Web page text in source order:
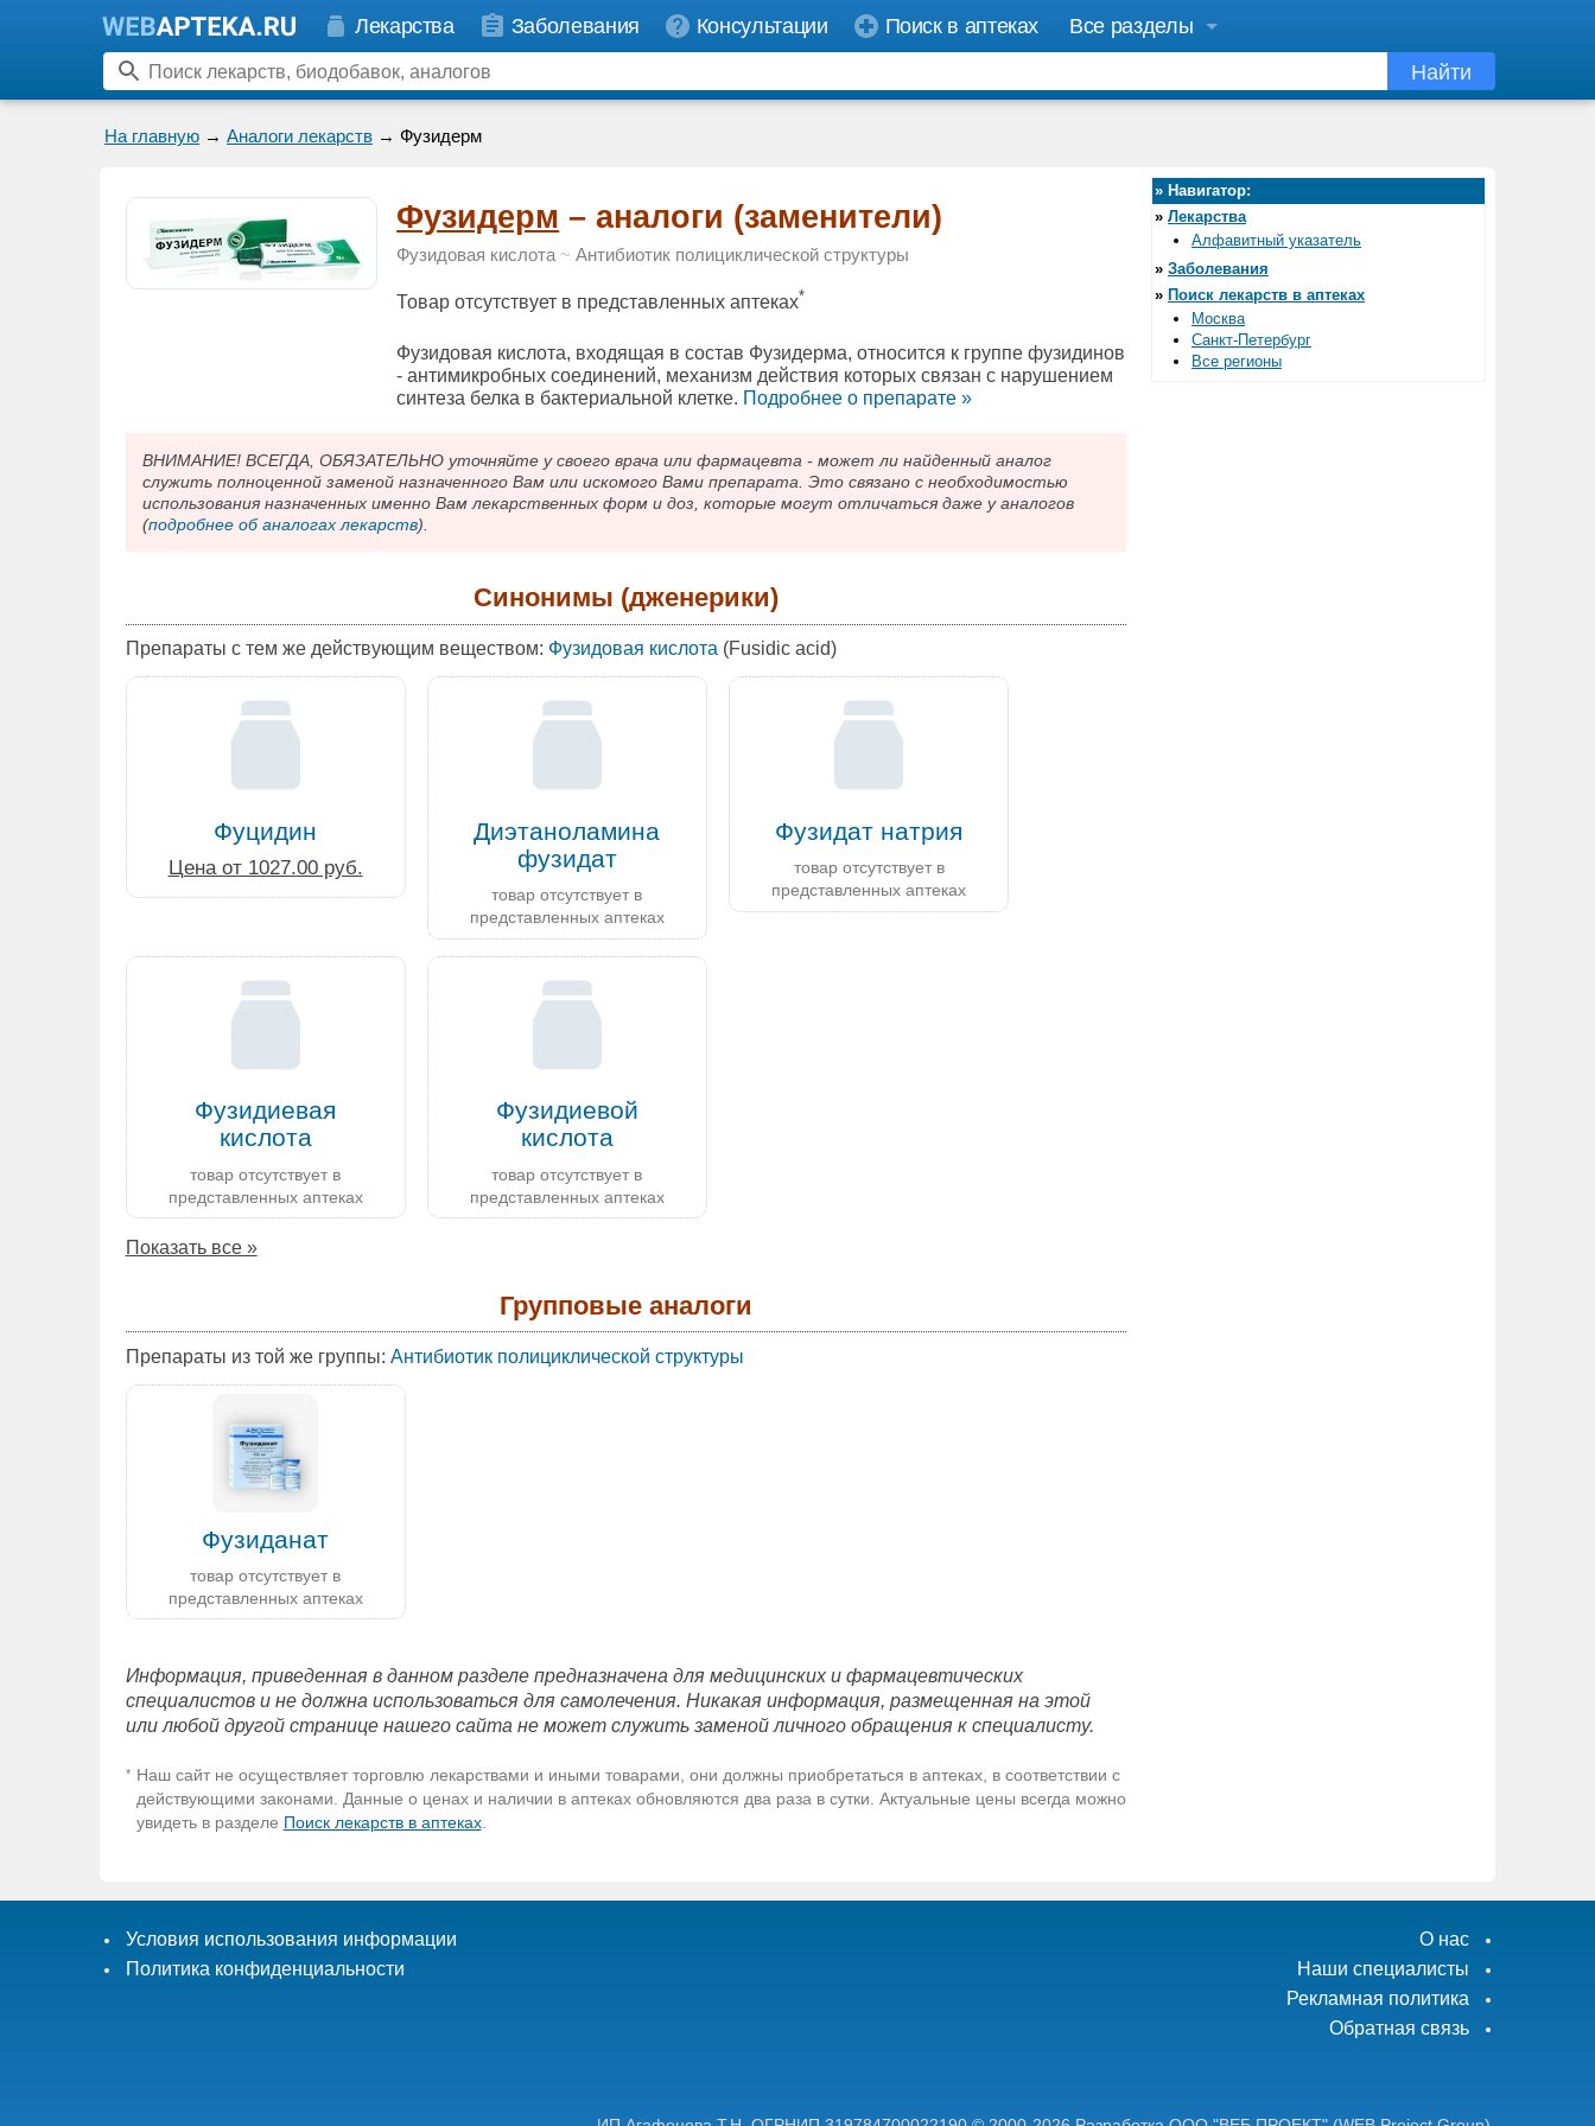
Лекарства Заболевания Консультации Поиск в аптеках
Все разделы
Найти
На главную → Аналоги лекарств → Фузидерм
Фузидерм – аналоги (заменители)
Фузидовая кислота ~Антибиотик полициклической структуры
Товар отсутствует в представленных аптеках*
Фузидовая кислота, входящая в состав Фузидерма, относится к группе фузидинов
- антимикробных соединений, механизм действия которых связан с нарушением
синтеза белка в бактериальной клетке. Подробнee о препарате »
ВНИМАНИЕ! ВСЕГДА, ОБЯЗАТЕЛЬНО уточняйте у своего врача или фармацевта - может ли найденный аналог
служить полноценной заменой назначенного Вам или искомого Вами препарата. Это связано с необходимостью
использования назначенных именно Вам лекарственных форм и доз, которые могут отличаться даже у аналогов
(подробнее об аналогах лекарств).
Синонимы (дженерики)
Препараты с тем же действующим веществом: Фузидовая кислота(Fusidic acid)
Фуцидин
Цена от 1027.00 руб.
Диэтаноламина
фузидат
товар отсутствует в
представленных аптеках
Фузидат натрия
товар отсутствует в
представленных аптеках
Фузидиевая
кислота
товар отсутствует в
представленных аптеках
Фузидиевой
кислота
товар отсутствует в
представленных аптеках
Показать все »
Групповые аналоги
Препараты из той же группы: Антибиотик полициклической структуры
Фузиданат
товар отсутствует в
представленных аптеках
Информация, приведенная в данном разделе предназначена для медицинских и фармацевтических
специалистов и не должна использоваться для самолечения. Никакая информация, размещенная на этой
или любой другой странице нашего сайта не может служить заменой личного обращения к специалисту.
* Наш сайт не осуществляет торговлю лекарствами и иными товарами, они должны приобретаться в аптеках, в соответствии с
действующими законами. Данные о ценах и наличии в аптеках обновляются два раза в сутки. Актуальные цены всегда можно
увидеть в разделе Поиск лекарств в аптеках.
» Навигатор:
» Лекарства
Алфавитный указатель
» Заболевания
» Поиск лекарств в аптеках
Москва
Санкт-Петербург
Все регионы
Условия использования информации
Политика конфиденциальности
О нас
Наши специалисты
Рекламная политика
Обратная связь